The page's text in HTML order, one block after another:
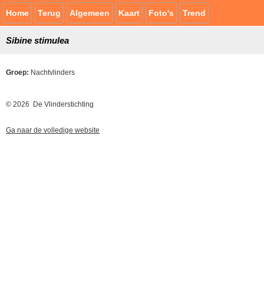
Home Terug Algemeen Kaart Foto's Trend
Sibine stimulea
Groep: Nachtvlinders
© 2026 De Vlinderstichting
Ga naar de volledige website